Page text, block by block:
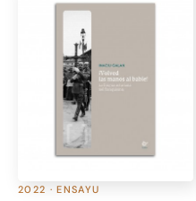
2022 · ENSAYU